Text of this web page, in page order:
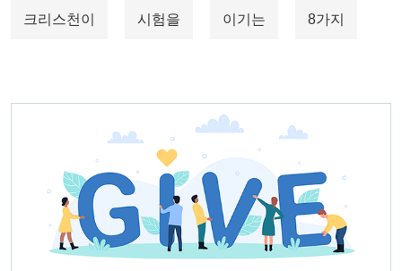
크리스천이 시험을 이기는 8가지